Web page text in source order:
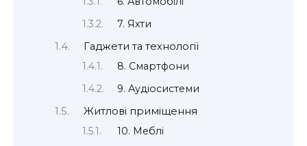
7. Яхти
Гаджети та технології
8. Смартфони
9. Аудіосистеми
Житлові приміщення
10. Меблі